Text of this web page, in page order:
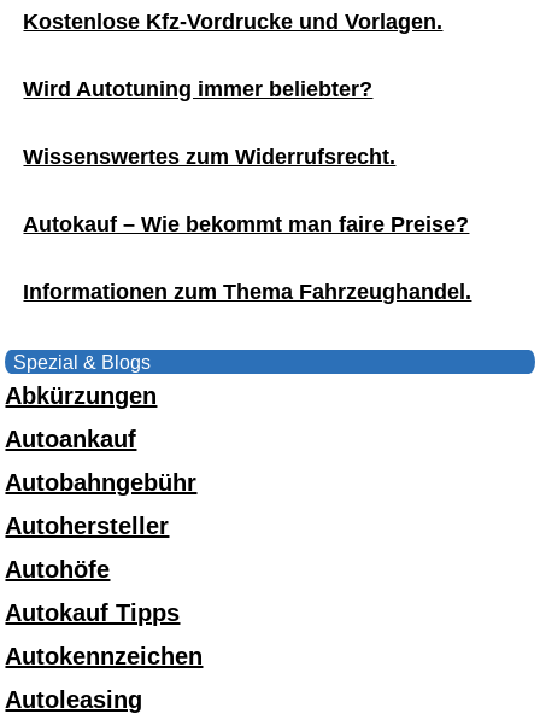
Kostenlose Kfz-Vordrucke und Vorlagen.
Wird Autotuning immer beliebter?
Wissenswertes zum Widerrufsrecht.
Autokauf – Wie bekommt man faire Preise?
Informationen zum Thema Fahrzeughandel.
Spezial & Blogs
Abkürzungen
Autoankauf
Autobahngebühr
Autohersteller
Autohöfe
Autokauf Tipps
Autokennzeichen
Autoleasing